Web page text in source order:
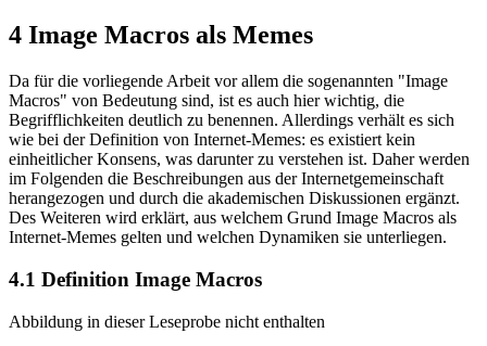
4 Image Macros als Memes
Da für die vorliegende Arbeit vor allem die sogenannten "Image
Macros" von Bedeutung sind, ist es auch hier wichtig, die
Begrifflichkeiten deutlich zu benennen. Allerdings verhält es sich
wie bei der Definition von Internet-Memes: es existiert kein
einheitlicher Konsens, was darunter zu verstehen ist. Daher werden
im Folgenden die Beschreibungen aus der Internetgemeinschaft
herangezogen und durch die akademischen Diskussionen ergänzt.
Des Weiteren wird erklärt, aus welchem Grund Image Macros als
Internet-Memes gelten und welchen Dynamiken sie unterliegen.
4.1 Definition Image Macros
Abbildung in dieser Leseprobe nicht enthalten